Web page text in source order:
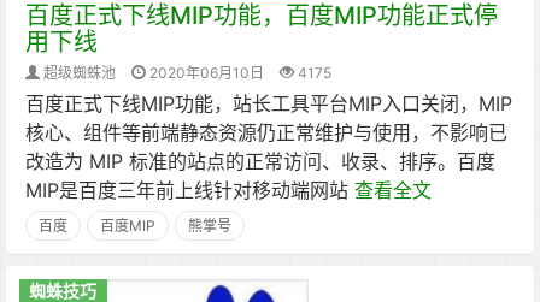
百度正式下线MIP功能，百度MIP功能正式停
用下线
超级蜘蛛池 2020年06月10日 4175
百度正式下线MIP功能，站长工具平台MIP入口关闭，MIP
核心、组件等前端静态资源仍正常维护与使用，不影响已
改造为 MIP 标准的站点的正常访问、收录、排序。百度
MIP是百度三年前上线针对移动端网站 查看全文
百度 百度MIP 熊掌号
蜘蛛技巧